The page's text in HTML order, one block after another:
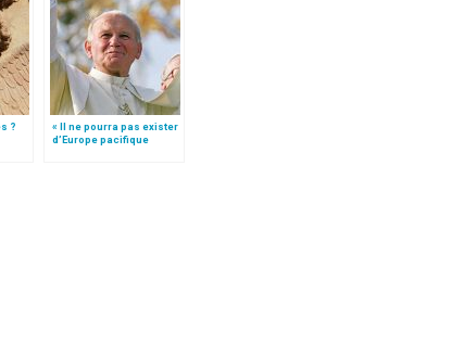
?
« Il ne pourra pas exister
d’Europe pacifique